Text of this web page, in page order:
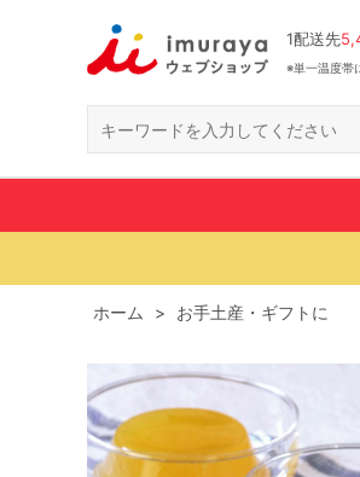
1配送先
※単一温度帯
ホーム > お手土産・ギフトに